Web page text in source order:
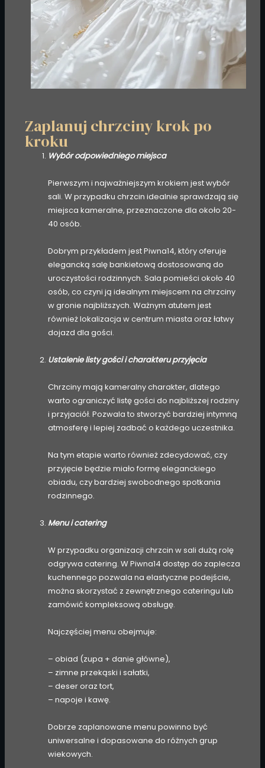
Zaplanuj chrzciny krok po
kroku
Wybór odpowiedniego miejsca
Pierwszym i najważniejszym krokiem jest wybór
sali. W przypadku chrzcin idealnie sprawdzają się
miejsca kameralne, przeznaczone dla około 20-
40 osób.
Dobrym przykładem jest Piwna14, który oferuje
elegancką salę bankietową dostosowaną do
uroczystości rodzinnych. Sala pomieści około 40
osób, co czyni ją idealnym miejscem na chrzciny
w gronie najbliższych. Ważnym atutem jest
również lokalizacja w centrum miasta oraz łatwy
dojazd dla gości.
Ustalenie listy gości i charakteru przyjęcia
Chrzciny mają kameralny charakter, dlatego
warto ograniczyć listę gości do najbliższej rodziny
i przyjaciół. Pozwala to stworzyć bardziej intymną
atmosferę i lepiej zadbać o każdego uczestnika.
Na tym etapie warto również zdecydować, czy
przyjęcie będzie miało formę eleganckiego
obiadu, czy bardziej swobodnego spotkania
rodzinnego.
Menu i catering
W przypadku organizacji chrzcin w sali dużą rolę
odgrywa catering. W Piwna14 dostęp do zaplecza
kuchennego pozwala na elastyczne podejście,
można skorzystać z zewnętrznego cateringu lub
zamówić kompleksową obsługę.
Najczęściej menu obejmuje:
– obiad (zupa + danie główne),
– zimne przekąski i sałatki,
– deser oraz tort,
– napoje i kawę.
Dobrze zaplanowane menu powinno być
uniwersalne i dopasowane do różnych grup
wiekowych.